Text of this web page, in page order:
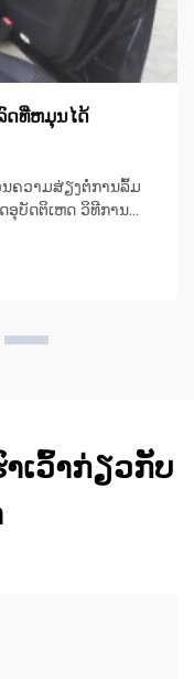
ດທີ່ຫມຸນໄດ້
ຄວາມສ່ຽງຕໍ່ການລົ້ມ
ອຸບັດຕິເຫດ ວິທີການ
ປັ່ນໄດ້ເປັນພິເສດ ເຊິ່ງ
ດ ເພື່ອໃຫ້ຜູ້ໃຊ້...
ເວົ້າກ່ຽວກັບ